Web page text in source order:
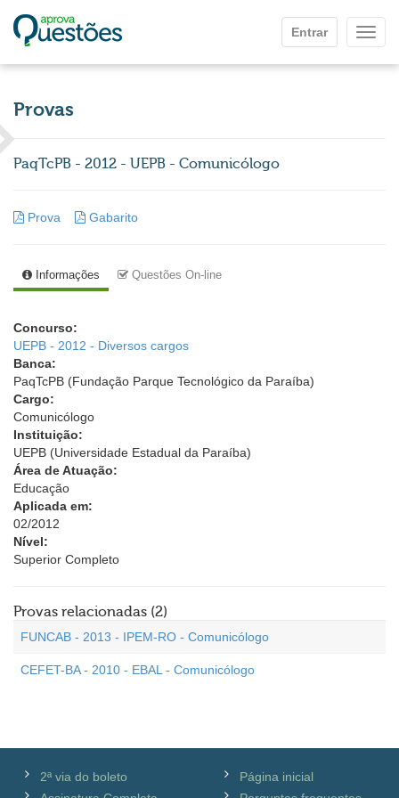
Entrar
Provas
PaqTcPB - 2012 - UEPB - Comunicólogo
Prova Gabarito
Informações Questões On-line
Concurso:
UEPB - 2012 - Diversos cargos
Banca:
PaqTcPB (Fundação Parque Tecnológico da Paraíba)
Cargo:
Comunicólogo
Instituição:
UEPB (Universidade Estadual da Paraíba)
Área de Atuação:
Educação
Aplicada em:
02/2012
Nível:
Superior Completo
Provas relacionadas (2)
FUNCAB - 2013 - IPEM-RO - Comunicólogo
CEFET-BA - 2010 - EBAL - Comunicólogo
2ª via do boleto
Página inicial